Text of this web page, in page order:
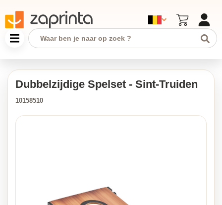
Dubbelzijdige Spelset - Sint-Truiden
10158510